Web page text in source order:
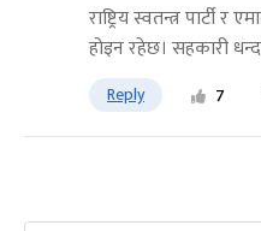
राष्ट्रिय स्वतन्त्र पार्टी
होइन रहेछ। सहकारी
Reply 7